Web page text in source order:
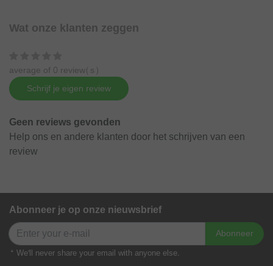
Wat onze klanten zeggen
average of 0 review(s)
Schrijf je eigen review
Geen reviews gevonden
Help ons en andere klanten door het schrijven van een
review
Abonneer je op onze nieuwsbrief
Abonneer
* We'll never share your email with anyone else.